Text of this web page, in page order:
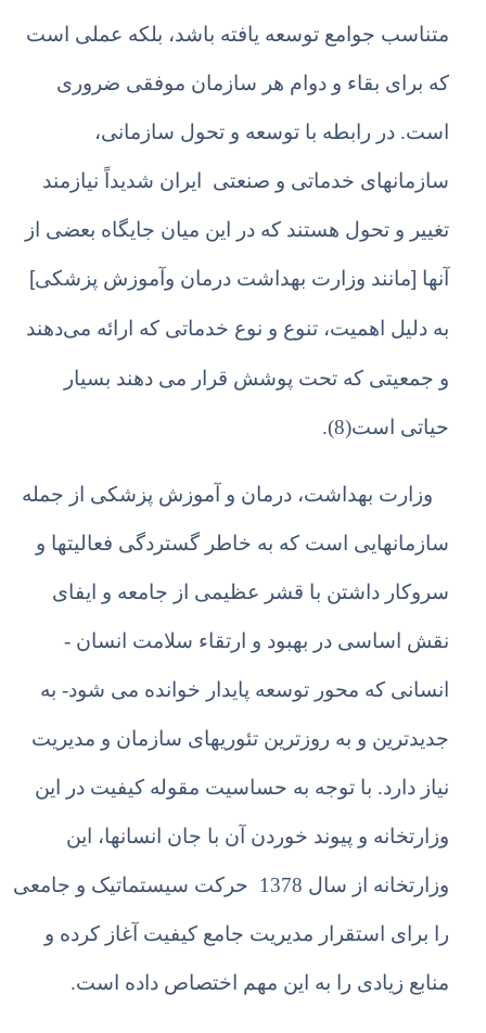
متناسب جوامع توسعه یافته باشد، بلکه عملی است
که برای بقاء و دوام هر سازمان موفقی ضروری
است. در رابطه با توسعه و تحول سازمانی،
سازمانهای خدماتی و صنعتی ایران شدیداً نیازمند
تغییر و تحول هستند که در این میان جایگاه بعضی از
آنها ]مانند وزارت بهداشت درمان وآموزش پزشکی[
به دلیل اهمیت، تنوع و نوع خدماتی که ارائه میدهند
و جمعیتی که تحت پوشش قرار می دهند بسیار
حیاتی است(8).
وزارت بهداشت، درمان و آموزش پزشکی از جمله
سازمانهایی است که به خاطر گستردگی فعالیتها و
سروکار داشتن با قشر عظیمی از جامعه و ایفای
نقش اساسی در بهبود و ارتقاء سلامت انسان -
انسانی که محور توسعه پایدار خوانده می شود- به
جدیدترین و به روزترین تئوریهای سازمان و مدیریت
نیاز دارد. با توجه به حساسیت مقوله کیفیت در این
وزارتخانه و پیوند خوردن آن با جان انسانها، این
وزارتخانه از سال 1378 حرکت سیستماتیک و جامعی
را برای استقرار مدیریت جامع کیفیت آغاز کرده و
منابع زیادی را به این مهم اختصاص داده است.